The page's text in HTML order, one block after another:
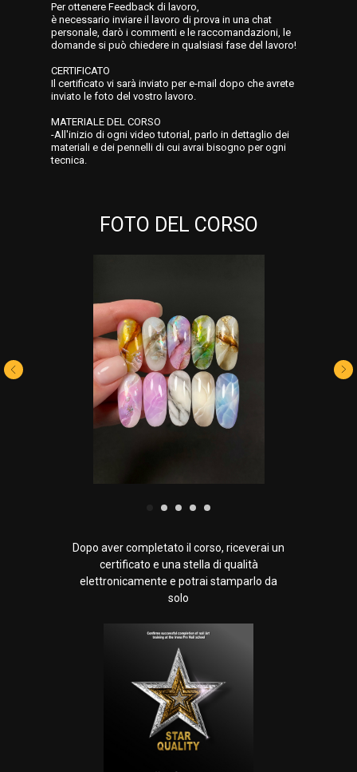
Per ottenere Feedback di lavoro,
è necessario inviare il lavoro di prova in una chat
personale, darò i commenti e le raccomandazioni, le
domande si può chiedere in qualsiasi fase del lavoro!
CERTIFICATO
Il certificato vi sarà inviato per e-mail dopo che avrete
inviato le foto del vostro lavoro.
MATERIALE DEL CORSO
-All'inizio di ogni video tutorial, parlo in dettaglio dei
materiali e dei pennelli di cui avrai bisogno per ogni
tecnica.
FOTO DEL CORSO
Dopo aver completato il corso, riceverai un
certificato e una stella di qualità
elettronicamente e potrai stamparlo da
solo